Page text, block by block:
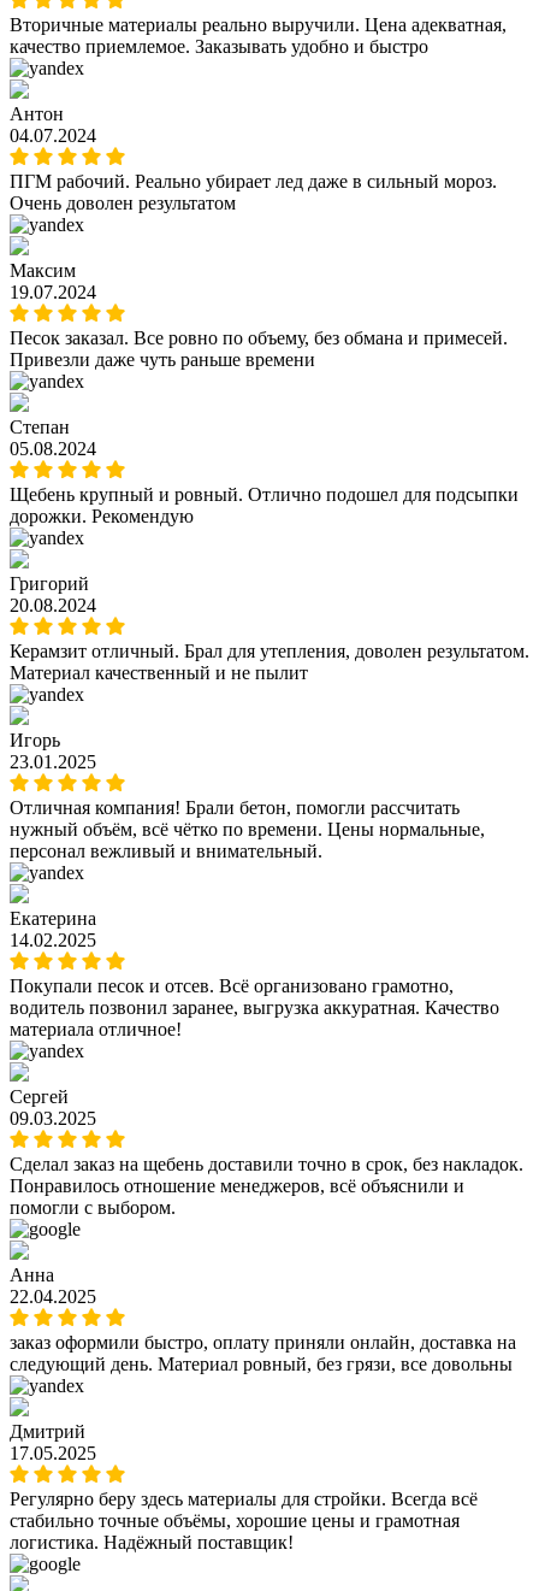
Вторичные материалы реально выручили. Цена адекватная,
качество приемлемое. Заказывать удобно и быстро
Антон
04.07.2024
ПГМ рабочий. Реально убирает лед даже в сильный мороз.
Очень доволен результатом
Максим
19.07.2024
Песок заказал. Все ровно по объему, без обмана и примесей.
Привезли даже чуть раньше времени
Степан
05.08.2024
Щебень крупный и ровный. Отлично подошел для подсыпки
дорожки. Рекомендую
Григорий
20.08.2024
Керамзит отличный. Брал для утепления, доволен результатом.
Материал качественный и не пылит
Игорь
23.01.2025
Отличная компания! Брали бетон, помогли рассчитать
нужный объём, всё чётко по времени. Цены нормальные,
персонал вежливый и внимательный.
Екатерина
14.02.2025
Покупали песок и отсев. Всё организовано грамотно,
водитель позвонил заранее, выгрузка аккуратная. Качество
материала отличное!
Сергей
09.03.2025
Сделал заказ на щебень доставили точно в срок, без накладок.
Понравилось отношение менеджеров, всё объяснили и
помогли с выбором.
Анна
22.04.2025
заказ оформили быстро, оплату приняли онлайн, доставка на
следующий день. Материал ровный, без грязи, все довольны
Дмитрий
17.05.2025
Регулярно беру здесь материалы для стройки. Всегда всё
стабильно точные объёмы, хорошие цены и грамотная
логистика. Надёжный поставщик!